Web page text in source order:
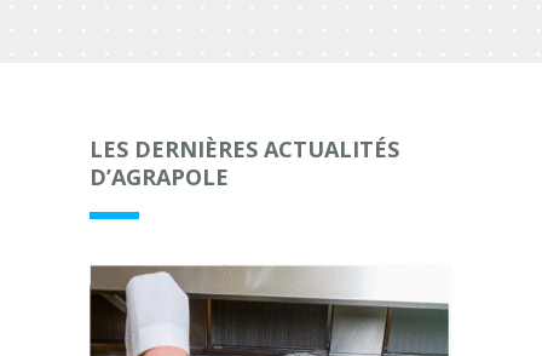
LES DERNIÈRES ACTUALITÉS
D’AGRAPOLE